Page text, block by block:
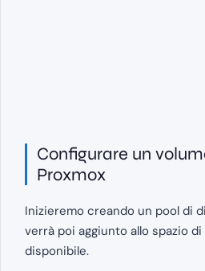
Configurare un
Proxmox
Inizieremo creando un pool di
verrà poi aggiunto allo spazio
disponibile.